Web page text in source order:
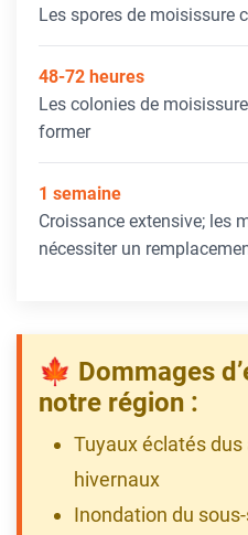
Les spores de moisissure
48-72 heures
Les colonies de
former
1 semaine
Croissance extensive; les
nécessiter un
🍁 Dommages
notre région :
Tuyaux éclatés dus
hivernaux
Inondation du